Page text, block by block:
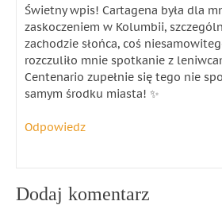
Świetny wpis! Cartagena była dla
zaskoczeniem w Kolumbii,
zachodzie słońca, coś
rozczuliło mnie spotkanie z
Centenario zupełnie się tego nie
samym środku miasta! ✨
Odpowiedz
Dodaj komentarz